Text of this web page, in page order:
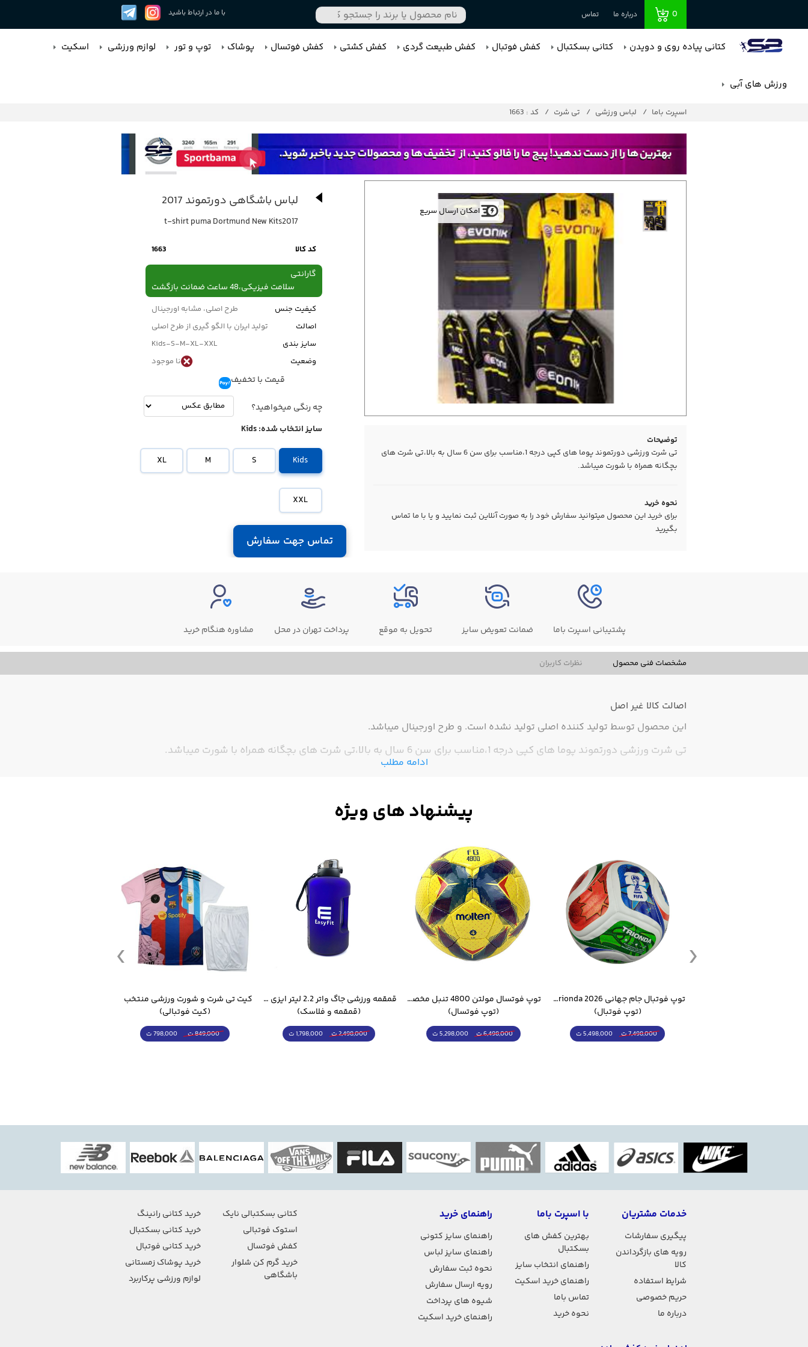
0 درباره ما تماس با ما در ارتباط باشید
کتانی پیاده روی و دویدن کتانی بسکتبال کفش فوتبال کفش طبیعت گردی کفش کشتی کفش فوتسال پوشاک توپ و تور لوازم ورزشی اسکیت
ورزش های آبی
اسپرت باما لباس ورزشی تی شرت کد : 1663
امکان ارسال سریع
توضیحات
تی شرت ورزشی دورتموند پوما های کپی درجه 1،مناسب برای سن 6 سال به بالا،تی شرت های
بچگانه همراه با شورت میباشد.
نحوه خرید
برای خرید این محصول میتوانید سفارش خود را به صورت آنلاین ثبت نمایید و یا با ما تماس
بگیرید
لباس باشگاهی دورتموند 2017
t-shirt puma Dortmund New Kits2017
کد کالا 1663
گارانتی
سلامت فیزیکی،48 ساعت ضمانت بازگشت
کیفیت جنس
طرح اصلی، مشابه اورجینال
اصالت
تولید ایران با الگو گیری از طرح اصلی
سایز بندی
Kids-S-M-XL-XXL
وضعیت
نا موجود
قیمت با تخفیف
چه رنگی میخواهید؟
سایز انتخاب شده:Kids
Kids
S
M
XL
XXL
تماس جهت سفارش
پشتیبانی اسپرت باما ضمانت تعویض سایز تحویل به موقع پرداخت تهران در محل مشاوره هنگام خرید
مشخصات فنی محصول نظرات کاربران
اصالت کالا غیر اصل
این محصول توسط تولید کننده اصلی تولید نشده است. و طرح اورجینال میباشد.
تی شرت ورزشی دورتموند پوما های کپی درجه 1،مناسب برای سن 6 سال به بالا،تی شرت های بچگانه همراه با شورت میباشد.
ادامه مطلب
توپ فوتبال جام جهانی 2026 Trionda مشابه اورجینال
(توپ فوتبال)
7,498,000 ت 5,498,000 ت
توپ فوتسال مولتن 4800 تنبل مخصوص سالن
(توپ فوتسال)
6,498,000 ت 5,298,000 ت
قمقمه ورزشی جاگ واتر 2.2 لیتر ایزی فیت
(قمقمه و فلاسک)
2,498,000 ت 1,798,000 ت
(کیت فوتبالی)
849,000 ت 798,000 ت
خدمات مشتریان
پیگیری سفارشات
رویه های بازگرداندن
کالا
شرایط استفاده
حریم خصوصی
درباره ما
با اسپرت باما
بهترین کفش های
بسکتبال
راهنمای انتخاب سایز
راهنمای خرید اسکیت
تماس باما
نحوه خرید
راهنمای خرید
راهنمای سایز کتونی
راهنمای سایز لباس
نحوه ثبت سفارش
رویه ارسال سفارش
شیوه های پرداخت
راهنمای خرید اسکیت
کتانی بسکتبالی نایک
استوک فوتبالی
کفش فوتسال
خرید گرم کن شلوار
باشگاهی
خرید کتانی رانینگ
خرید کتانی بسکتبال
خرید کتانی فوتبال
خرید پوشاک زمستانی
لوازم ورزشی پرکاربرد